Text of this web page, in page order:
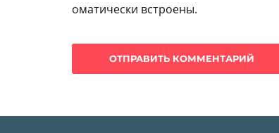
оматически встроены.